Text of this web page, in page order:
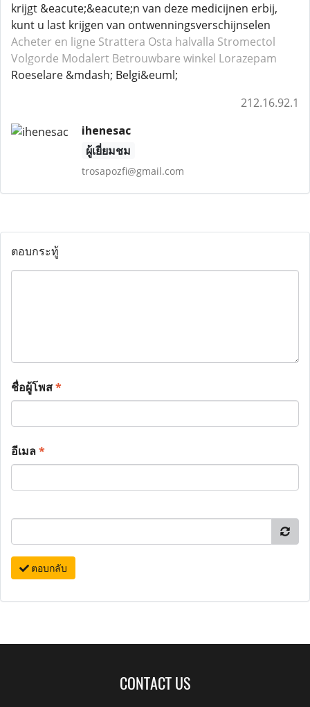
krijgt &eacute;&eacute;n van deze medicijnen erbij,
kunt u last krijgen van ontwenningsverschijnselen
Acheter en ligne Strattera Osta halvalla Stromectol
Volgorde Modalert Betrouwbare winkel Lorazepam
Roeselare &mdash; Belgi&euml;
212.16.92.1
ihenesac
ผู้เยี่ยมชม
trosapozfi@gmail.com
ตอบกระทู้
ชื่อผู้โพส*
อีเมล*
ตอบกลับ
CONTACT US